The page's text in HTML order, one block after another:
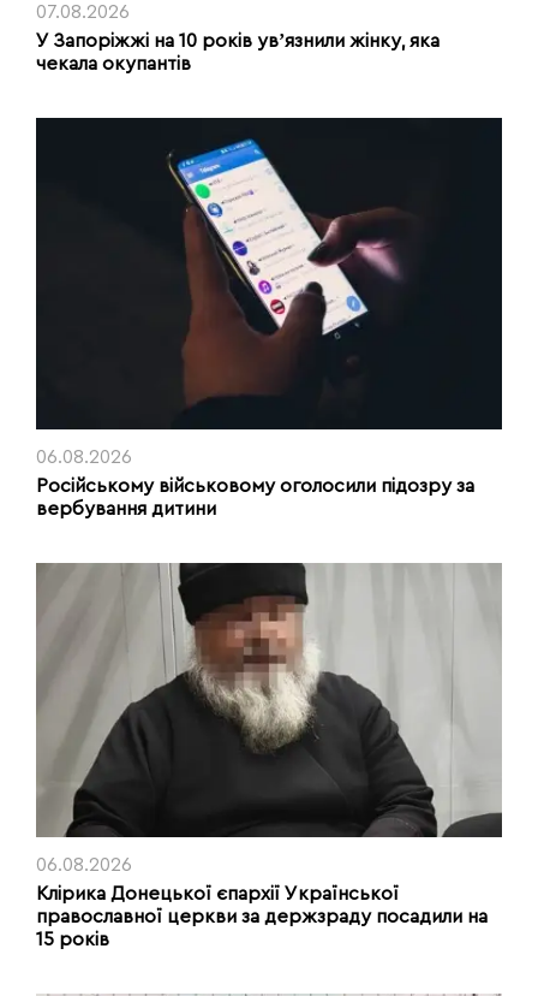
07.08.2026
У Запоріжжі на 10 років увʼязнили жінку, яка
чекала окупантів
06.08.2026
Російському військовому оголосили підозру за
вербування дитини
06.08.2026
Клірика Донецької єпархії Української
православної церкви за держзраду посадили на
15 років